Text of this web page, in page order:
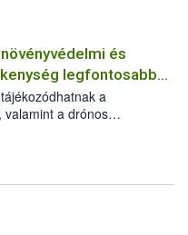
és
legfontosabb
a
valamint a drónos
tevékenység